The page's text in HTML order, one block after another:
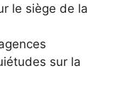
le siège de la
sur la